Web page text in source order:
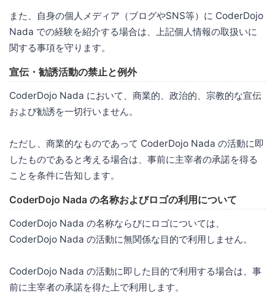
また、自身の個人メディア（ブログやSNS等）に CoderDojo
Nada での経験を紹介する場合は、上記個人情報の取扱いに
関する事項を守ります。
宣伝・勧誘活動の禁止と例外
CoderDojo Nada において、商業的、政治的、宗教的な宣伝
および勧誘を一切行いません。
ただし、商業的なものであって CoderDojo Nada の活動に即
したものであると考える場合は、事前に主宰者の承諾を得る
ことを条件に告知します。
CoderDojo Nada の名称およびロゴの利用について
CoderDojo Nada の名称ならびにロゴについては、
CoderDojo Nada の活動に無関係な目的で利用しません。
CoderDojo Nada の活動に即した目的で利用する場合は、事
前に主宰者の承諾を得た上で利用します。